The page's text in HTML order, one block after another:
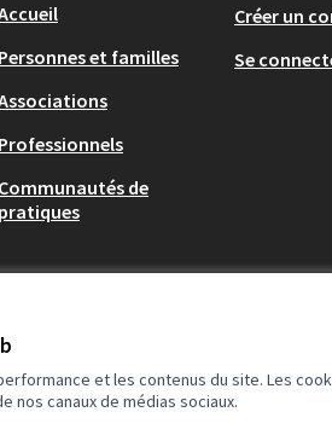
et les contenus du site. Les
nos canaux de médias sociaux.
Personnes et familles
Professionnels
Communautés de
pratiques
Créer un
Se